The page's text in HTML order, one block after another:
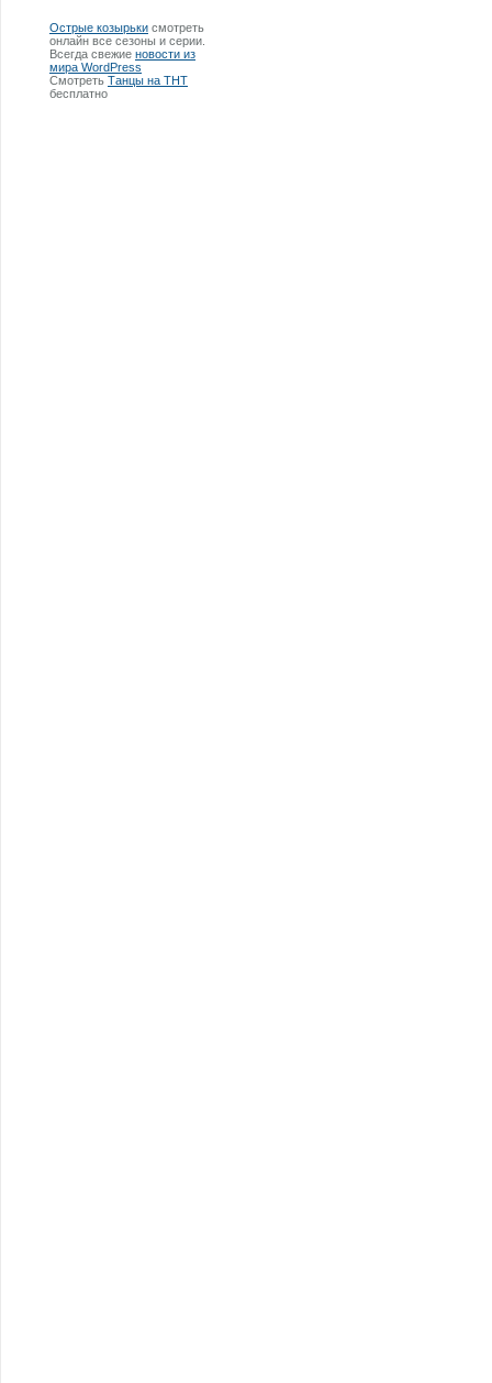
Острые козырьки смотреть
онлайн все сезоны и серии.
Всегда свежие новости из
мира WordPress
Смотреть Танцы на ТНТ
бесплатно